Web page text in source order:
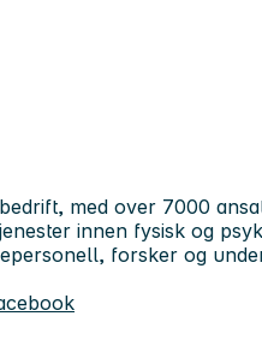
med over 7000
innen fysisk og
forsker og